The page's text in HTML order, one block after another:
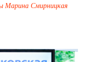
Марина Смирницкая